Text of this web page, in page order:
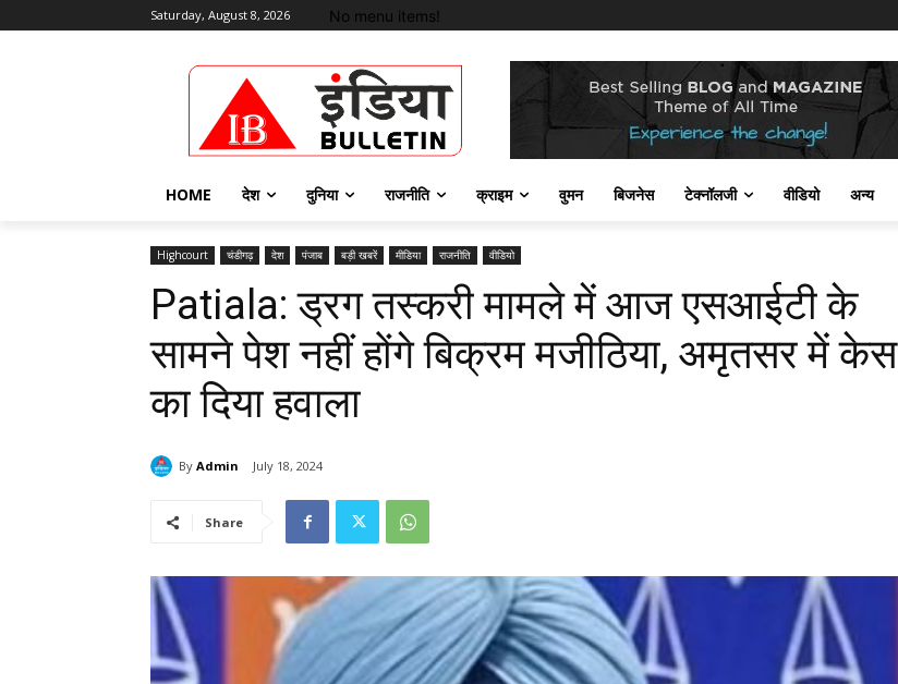
Saturday, August 8, 2026 No menu items!
HOME देश दुनिया राजनीति क्राइम वुमन बिजनेस टेक्नॉलजी वीडियो अन्य
Highcourt चंडीगढ़ देश पंजाब बड़ी खबरें मीडिया राजनीति वीडियो
Patiala: ड्रग तस्करी मामले में आज एसआईटी के
सामने पेश नहीं होंगे बिक्रम मजीठिया, अमृतसर में केस
का दिया हवाला
By Admin July 18, 2024
Share